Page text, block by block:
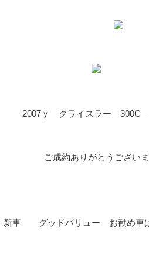
2007ｙ クライスラー
ご成約ありがとう
新車 グッドバリュー お勧め